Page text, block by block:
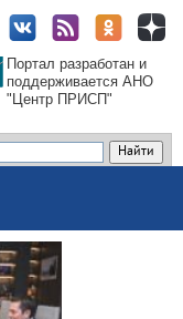
Портал разработан и
поддерживается АНО
"Центр ПРИСП"